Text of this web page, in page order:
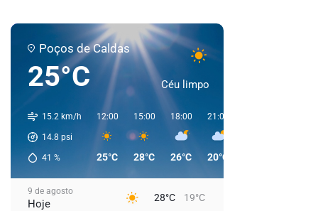
Poços de Caldas
25°C Céu limpo
15.2 km/h
14.8 psi
41 %
12:00
25°C
15:00
28°C
18:00
26°C
21:00
20°C
9 de agosto
Hoje 28°C 19°C